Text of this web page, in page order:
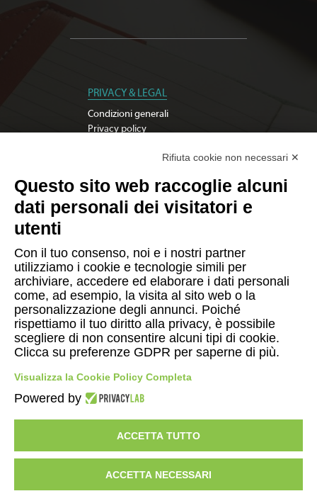
PRIVACY & LEGAL
Condizioni generali
Privacy policy
ASSISTENZA
Servizio clienti online
© Copyright 2026 Gattinoni Travel Network s.r.l.
210328029UNIPOL SAI
Rifiuta cookie non necessari ✕
Questo sito web raccoglie alcuni
dati personali dei visitatori e
utenti
Con il tuo consenso, noi e i nostri partner
utilizziamo i cookie e tecnologie simili per
archiviare, accedere ed elaborare i dati personali
come, ad esempio, la visita al sito web o la
personalizzazione degli annunci. Poiché
rispettiamo il tuo diritto alla privacy, è possibile
scegliere di non consentire alcuni tipi di cookie.
Clicca su preferenze GDPR per saperne di più.
Visualizza la Cookie Policy Completa
Powered by
ACCETTA TUTTO
ACCETTA NECESSARI